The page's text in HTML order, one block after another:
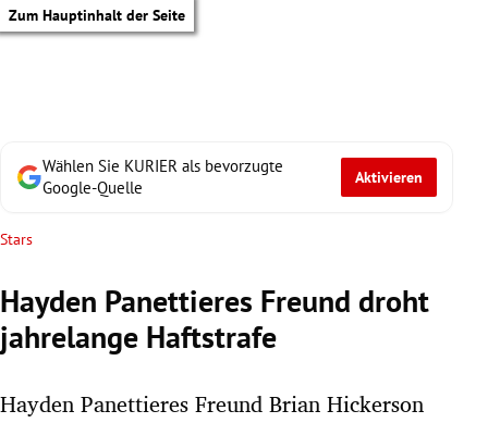
Zum Hauptinhalt der Seite
Wählen Sie KURIER als bevorzugte
Google-Quelle
Aktivieren
Stars
Hayden Panettieres Freund droht
jahrelange Haftstrafe
Hayden Panettieres Freund Brian Hickerson